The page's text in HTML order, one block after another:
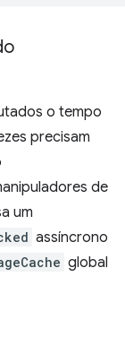
o tempo
precisam
de
um
assíncrono
global